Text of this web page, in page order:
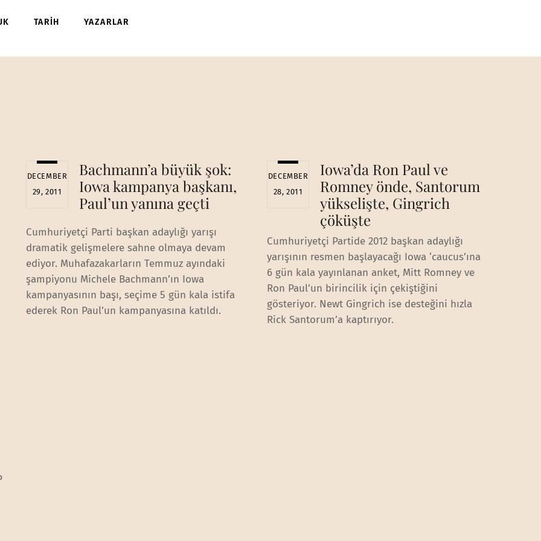
TARİH YAZARLAR
DECEMBER
29, 2011
Bachmann’a büyük şok:
Iowa kampanya başkanı,
Paul’un yanına geçti
Cumhuriyetçi Parti başkan adaylığı yarışı
dramatik gelişmelere sahne olmaya devam
ediyor. Muhafazakarların Temmuz ayındaki
şampiyonu Michele Bachmann’ın Iowa
kampanyasının başı, seçime 5 gün kala istifa
ederek Ron Paul’un kampanyasına katıldı.
DECEMBER
28, 2011
Iowa’da Ron Paul ve
Romney önde, Santorum
yükselişte, Gingrich
çöküşte
Cumhuriyetçi Partide 2012 başkan adaylığı
yarışının resmen başlayacağı Iowa ‘caucus’ına
6 gün kala yayınlanan anket, Mitt Romney ve
Ron Paul’un birincilik için çekiştiğini
gösteriyor. Newt Gingrich ise desteğini hızla
Rick Santorum’a kaptırıyor.